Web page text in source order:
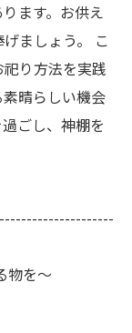
ます。お供え
ましょう。 こ
り方法を実践
晴らしい機会
ごし、神棚を
物を～